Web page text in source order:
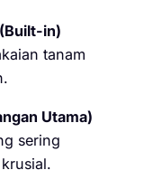
in)
tanam
Utama)
sering